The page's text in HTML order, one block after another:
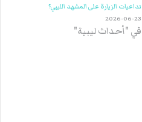
تداعيات الزيارة على المشهد الليبي؟
2026-06-23
في "أحداث ليبية"